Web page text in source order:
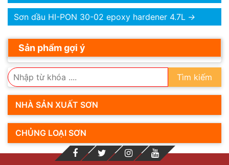
Sơn dầu HI-PON 30-02 epoxy hardener 4.7L →
Sản phẩm gợi ý
Tìm kiếm
NHÀ SẢN XUẤT SƠN
CHỦNG LOẠI SƠN